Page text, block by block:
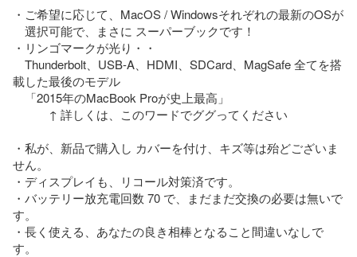
・ご希望に応じて、MacOS / Windowsそれぞれの最新のOSが
選択可能で、まさに スーパーブックです！
・リンゴマークが光り・・
Thunderbolt、USB-A、HDMI、SDCard、MagSafe 全てを搭
載した最後のモデル
「2015年のMacBook Proが史上最高」
↑ 詳しくは、このワードでググってください
・私が、新品で購入し カバーを付け、キズ等は殆どございま
せん。
・ディスプレイも、リコール対策済です。
・バッテリー放充電回数 70 で、まだまだ交換の必要は無いで
す。
・長く使える、あなたの良き相棒となること間違いなしで
す。